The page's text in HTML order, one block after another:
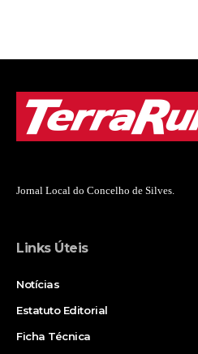
Jornal Local do Concelho de Silves.
Links Úteis
Notícias
Estatuto Editorial
Ficha Técnica